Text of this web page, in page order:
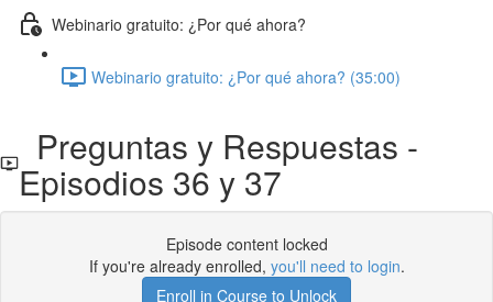
Webinario gratuito: ¿Por qué ahora?
Webinario gratuito: ¿Por qué ahora? (35:00)
Preguntas y Respuestas -
Episodios 36 y 37
Episode content locked
If you're already enrolled, you'll need to login.
Enroll in Course to Unlock